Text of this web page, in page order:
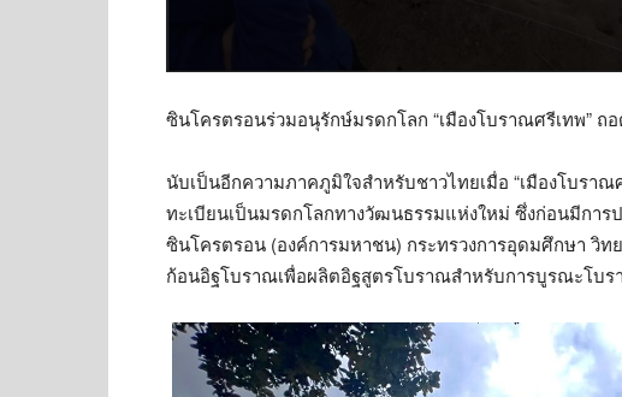
ซินโครตรอนร่วมอนุรักษ์มรดกโลก “เมืองโบราณศรีเทพ”
นับเป็นอีกความภาคภูมิใจสำหรับชาวไทยเมื่อ “เมืองโบรา
ทะเบียนเป็นมรดกโลกทางวัฒนธรรมแห่งใหม่ ซึ่งก่อนมีกา
ซินโครตรอน (องค์การมหาชน) กระทรวงการอุดมศึกษา วิ
ก้อนอิฐโบราณเพื่อผลิตอิฐสูตรโบราณสำหรับการบูรณะโบ